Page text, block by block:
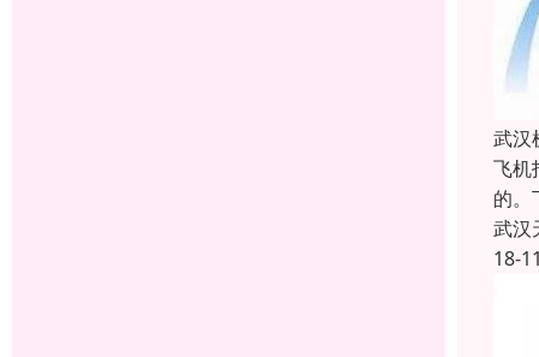
武汉
飞机
的。
武汉
18-